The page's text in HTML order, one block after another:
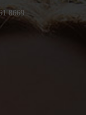
8669